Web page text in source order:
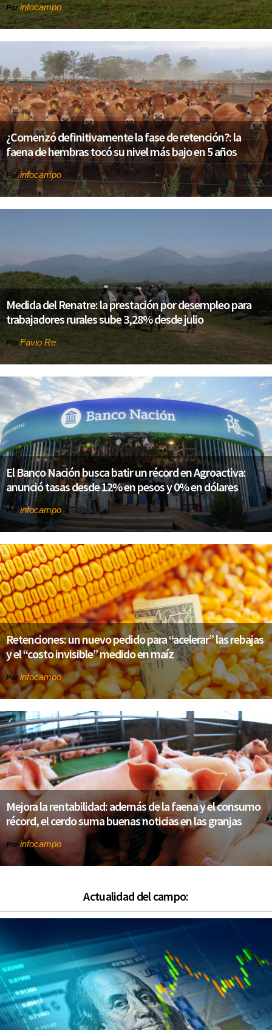
Porinfocampo
¿Comenzó definitivamente la fase de retención?: la
faena de hembras tocó su nivel más bajo en 5 años
Porinfocampo
Medida del Renatre: la prestación por desempleo para
trabajadores rurales sube 3,28% desde julio
Por Favio Re
El Banco Nación busca batir un récord en Agroactiva:
anunció tasas desde 12% en pesos y 0% en dólares
Porinfocampo
Retenciones: un nuevo pedido para “acelerar” las rebajas
y el “costo invisible” medido en maíz
Porinfocampo
Mejora la rentabilidad: además de la faena y el consumo
récord, el cerdo suma buenas noticias en las granjas
Por infocampo
Actualidad del campo: